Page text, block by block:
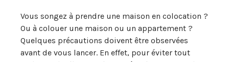
Vous songez à prendre une maison en colocation ?
Ou à colouer une maison ou un appartement ?
Quelques précautions doivent être observées
avant de vous lancer. En effet, pour éviter tout